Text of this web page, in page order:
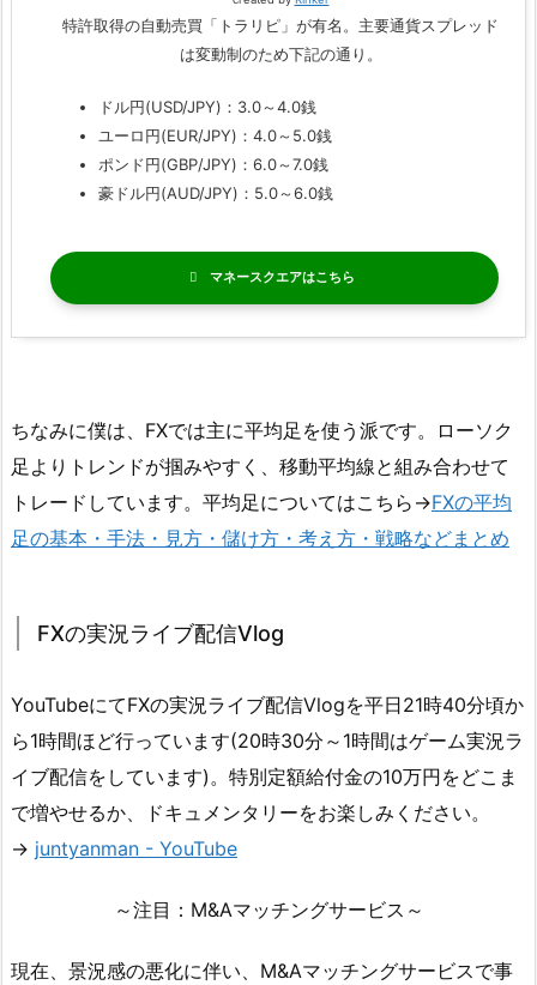
特許取得の自動売買「トラリピ」が有名。主要通貨スプレッド
は変動制のため下記の通り。
ドル円(USD/JPY)：3.0～4.0銭
ユーロ円(EUR/JPY)：4.0～5.0銭
ポンド円(GBP/JPY)：6.0～7.0銭
豪ドル円(AUD/JPY)：5.0～6.0銭
マネースクエア
ちなみに僕は、FXでは主に平均足を使う派です。ローソク
足よりトレンドが掴みやすく、移動平均線と組み合わせて
トレードしています。平均足についてはこちら→FXの平均
足の基本・手法・見方・儲け方・考え方・戦略などまとめ
FXの実況ライブ配信Vlog
YouTubeにてFXの実況ライブ配信Vlogを平日21時40分頃か
ら1時間ほど行っています(20時30分～1時間はゲーム実況ラ
イブ配信をしています)。特別定額給付金の10万円をどこま
で増やせるか、ドキュメンタリーをお楽しみください。
→ juntyanman - YouTube
～注目：M&Aマッチングサービス～
現在、景況感の悪化に伴い、M&Aマッチングサービスで事